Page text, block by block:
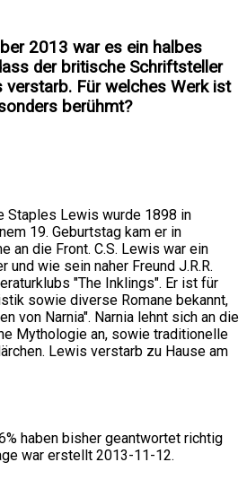
2013 war es ein halbes
der britische Schriftsteller
verstarb. Für welches Werk ist
berühmt?
Staples Lewis wurde 1898 in
19. Geburtstag kam er in
an die Front. C.S. Lewis war ein
wie sein naher Freund J.R.R.
"The Inklings". Er ist für
sowie diverse Romane bekannt,
von Narnia". Narnia lehnt sich an die
Mythologie an, sowie traditionelle
Lewis verstarb zu Hause am
haben bisher geantwortet richtig
war erstellt 2013-11-12.